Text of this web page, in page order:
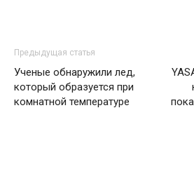
Предыдущая статья
Ученые обнаружили лед,
который образуется при
комнатной температуре